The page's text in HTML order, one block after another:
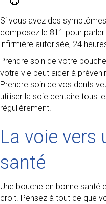
Si vous avez des
composez le 811 pour
infirmière autorisée, 24
Prendre soin de votre
votre vie peut aider à
Prendre soin de vos dents
utiliser la soie dentaire tous
régulièrement.
La voie vers
santé
Une bouche en bonne santé
croit. Pensez à tout ce que